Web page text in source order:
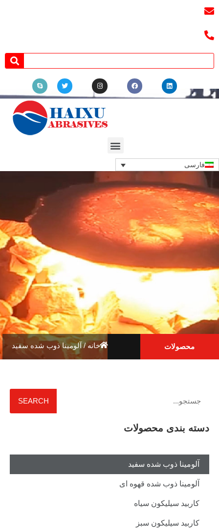
فارسی
محصولات خانه/ آلومینا ذوب شده سفید
SEARCH
دسته بندی محصولات
آلومینا ذوب شده سفید
آلومینا ذوب شده قهوه ای
کاربید سیلیکون سیاه
کاربید سیلیکون سبز